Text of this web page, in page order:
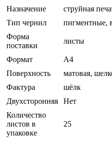
Назначение
струйная
Тип чернил
пигментные,
Форма
поставки
листы
Формат
A4
Поверхность
матовая,
Фактура
шёлк
Двухсторонняя
Нет
Количество
листов в
упаковке
25